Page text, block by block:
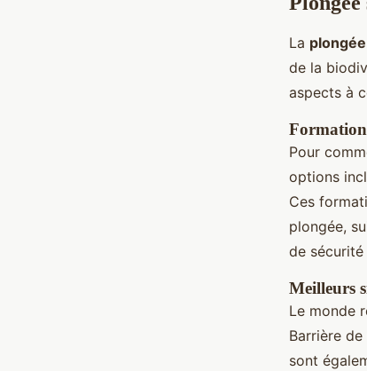
La
de la
aspects à
Formation
Pour
options
Ces
plongée,
de
Meilleurs
Le monde
Barrière
sont